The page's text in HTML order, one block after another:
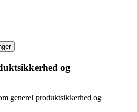
og
generel produktsikkerhed og